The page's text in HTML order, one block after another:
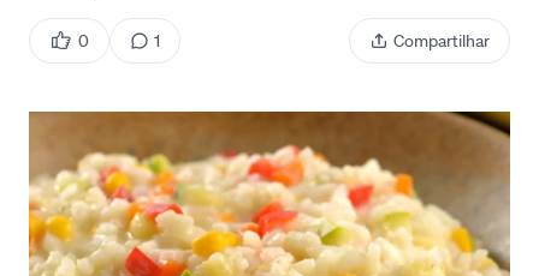
0 1 Compartilhar